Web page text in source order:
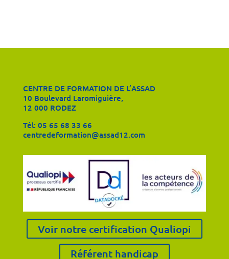
CENTRE DE FORMATION DE L’ASSAD
10 Boulevard Laromiguière,
12 000 RODEZ
Tél: 05 65 68 33 66
centredeformation@assad12.com
Voir notre certification Qualiopi
Référent handicap